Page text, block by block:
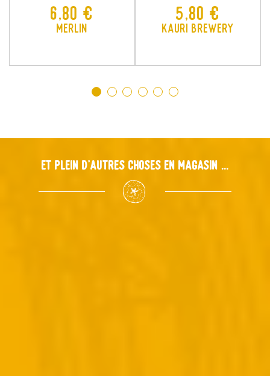
Prix
6,80 €
Merlin
Prix
5,80 €
Kauri Brewery
Et plein d'autres choses en magasin ...